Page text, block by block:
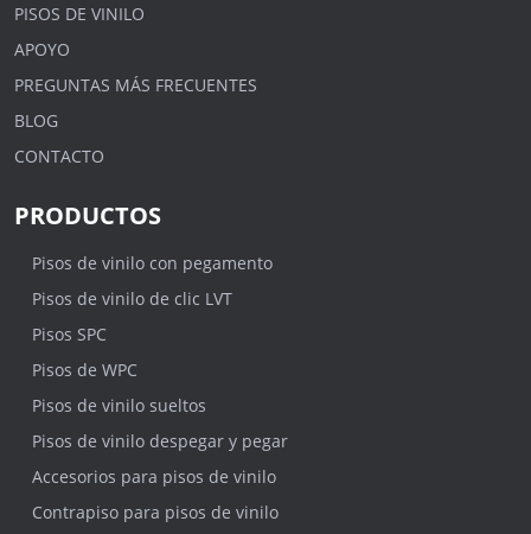
PISOS DE VINILO
APOYO
PREGUNTAS MÁS FRECUENTES
BLOG
CONTACTO
PRODUCTOS
Pisos de vinilo con pegamento
Pisos de vinilo de clic LVT
Pisos SPC
Pisos de WPC
Pisos de vinilo sueltos
Pisos de vinilo despegar y pegar
Accesorios para pisos de vinilo
Contrapiso para pisos de vinilo